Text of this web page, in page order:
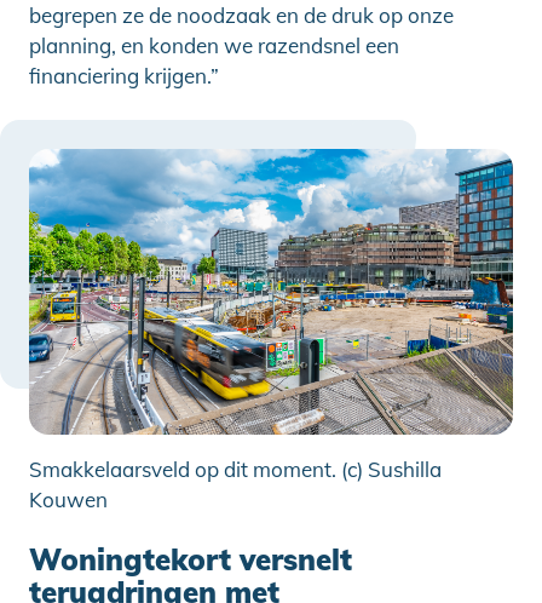
begrepen ze de noodzaak en de druk op onze
planning, en konden we razendsnel een
financiering krijgen.”
Smakkelaarsveld op dit moment. (c) Sushilla
Kouwen
Woningtekort versnelt
terugdringen met